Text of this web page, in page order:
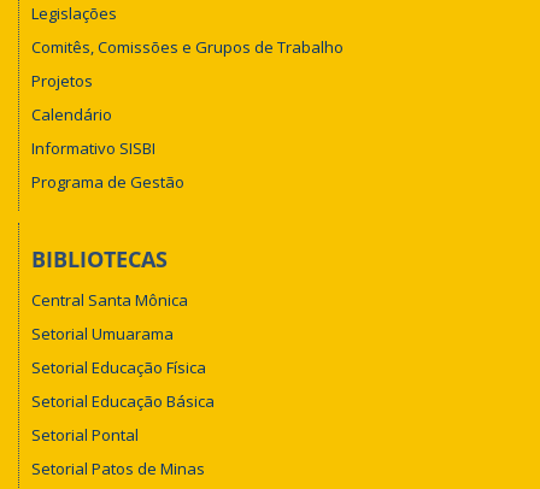
Legislações
Comitês, Comissões e Grupos de Trabalho
Projetos
Calendário
Informativo SISBI
Programa de Gestão
BIBLIOTECAS
Central Santa Mônica
Setorial Umuarama
Setorial Educação Física
Setorial Educação Básica
Setorial Pontal
Setorial Patos de Minas